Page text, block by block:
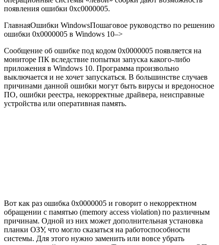
появления ошибки 0xc0000005.
ГлавнаяОшибки WindowsПошаговое руководство по решению
ошибки 0x0000005 в Windows 10–>
Сообщение об ошибке под кодом 0x0000005 появляется на
мониторе ПК вследствие попытки запуска какого-либо
приложения в Windows 10. Программа произвольно
выключается и не хочет запускаться. В большинстве случаев
причинами данной ошибки могут быть вирусы и вредоносное
ПО, ошибки реестра, некорректные драйвера, неисправные
устройства или оперативная память.
Вот как раз ошибка 0x0000005 и говорит о некорректном
обращении с памятью (memory access violation) по различным
причинам. Одной из них может дополнительная установка
планки ОЗУ, что могло сказаться на работоспособности
системы. Для этого нужно заменить или вовсе убрать